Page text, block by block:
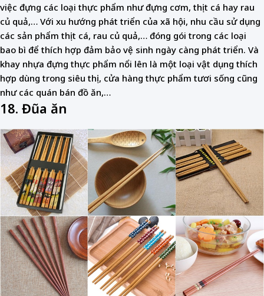
việc đựng các loại thực phẩm như đựng cơm, thịt cá hay rau
củ quả,… Với xu hướng phát triển của xã hội, nhu cầu sử dụng
các sản phẩm thịt cá, rau củ quả,… đóng gói trong các loại
bao bì để thích hợp đảm bảo vệ sinh ngày càng phát triển. Và
khay nhựa đựng thực phẩm nổi lên là một loại vật dụng thích
hợp dùng trong siêu thị, cửa hàng thực phẩm tươi sống cũng
như các quán bán đồ ăn,…
18. Đũa ăn